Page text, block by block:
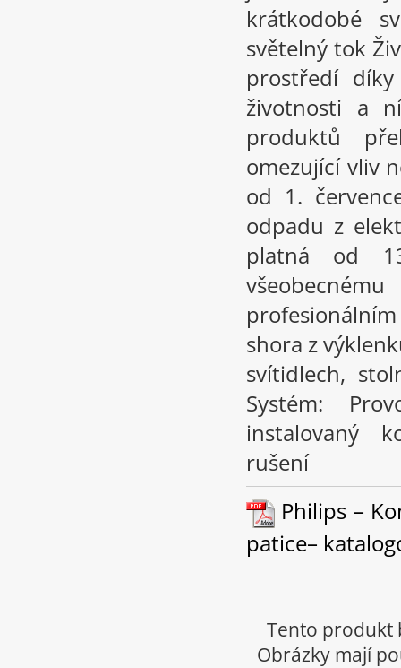
krátkodobé
světelný tok
prostředí
životnosti a
produktů
omezující vliv
od 1.
odpadu z
platná od
shora z
svítidlech,
Systém:
instalovaný
rušení
Philips –
patice–
Tento produkt
Obrázky mají